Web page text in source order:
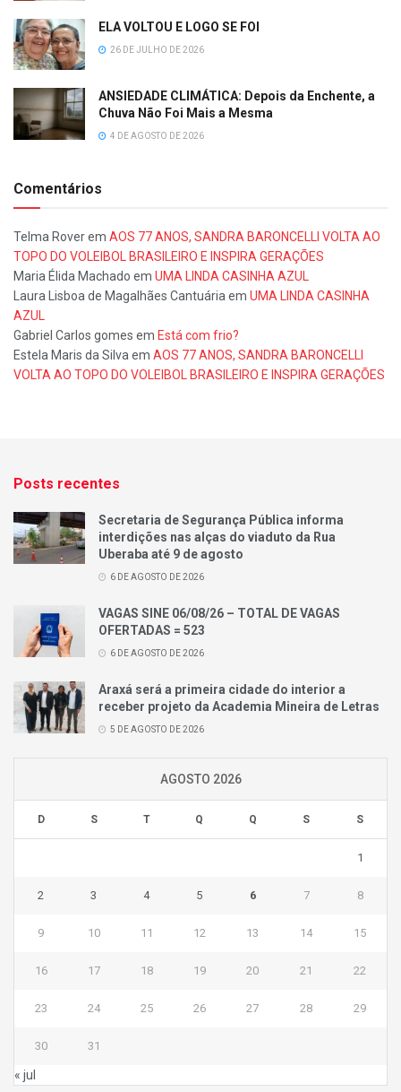
ELA VOLTOU E LOGO SE FOI
26 DE JULHO DE 2026
ANSIEDADE CLIMÁTICA: Depois da Enchente, a
Chuva Não Foi Mais a Mesma
4 DE AGOSTO DE 2026
Comentários
Telma Roverem AOS 77 ANOS, SANDRA BARONCELLI VOLTA AO
TOPO DO VOLEIBOL BRASILEIRO E INSPIRA GERAÇÕES
Maria Élida Machado em UMA LINDA CASINHA AZUL
Laura Lisboa de Magalhães Cantuáriaem UMA LINDA CASINHA
AZUL
Gabriel Carlos gomes em Está com frio?
Estela Maris da Silvaem AOS 77 ANOS, SANDRA BARONCELLI
VOLTA AO TOPO DO VOLEIBOL BRASILEIRO E INSPIRA GERAÇÕES
Posts recentes
Secretaria de Segurança Pública informa
interdições nas alças do viaduto da Rua
Uberaba até 9 de agosto
6 DE AGOSTO DE 2026
VAGAS SINE 06/08/26 – TOTAL DE VAGAS
OFERTADAS = 523
6 DE AGOSTO DE 2026
Araxá será a primeira cidade do interior a
receber projeto da Academia Mineira de Letras
5 DE AGOSTO DE 2026
AGOSTO 2026
D S T Q Q S S
1
2 3 4 5 6 7 8
9 10 11 12 13 14 15
16 17 18 19 20 21 22
23 24 25 26 27 28 29
30 31
« jul